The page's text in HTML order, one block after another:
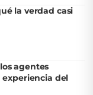
la verdad casi
agentes
del